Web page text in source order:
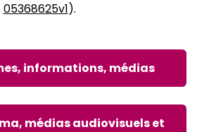
05368625v1).
informations, médias
médias audiovisuels et